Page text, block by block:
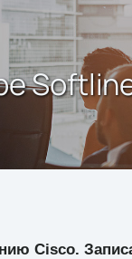
Cisco.